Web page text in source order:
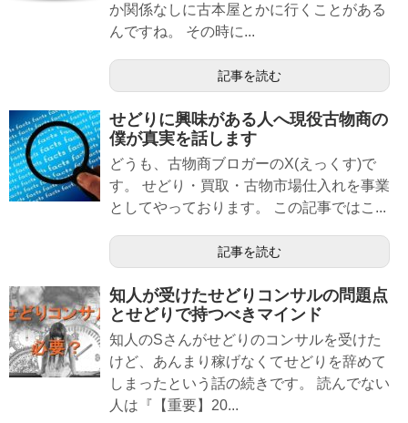
か関係なしに古本屋とかに行くことがある
んですね。 その時に...
記事を読む
せどりに興味がある人へ現役古物商の
僕が真実を話します
どうも、古物商ブロガーのX(えっくす)で
す。 せどり・買取・古物市場仕入れを事業
としてやっております。 この記事ではこ...
記事を読む
知人が受けたせどりコンサルの問題点
とせどりで持つべきマインド
知人のSさんがせどりのコンサルを受けた
けど、あんまり稼げなくてせどりを辞めて
しまったという話の続きです。 読んでない
人は『【重要】20...